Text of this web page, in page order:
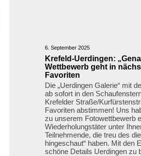
6. September 2025
Krefeld-Uerdingen:
Wettbewerb geht in
Favoriten
Die „Uerdingen Galerie“ mit
ab sofort in den
Krefelder Straße/
Favoriten abstimmen! Uns
zu unserem Fotowettbewerb
Wiederholungstäter unter
Teilnehmende, die treu des
hingeschaut“ haben. Mit den
schöne Details Uerdingen zu